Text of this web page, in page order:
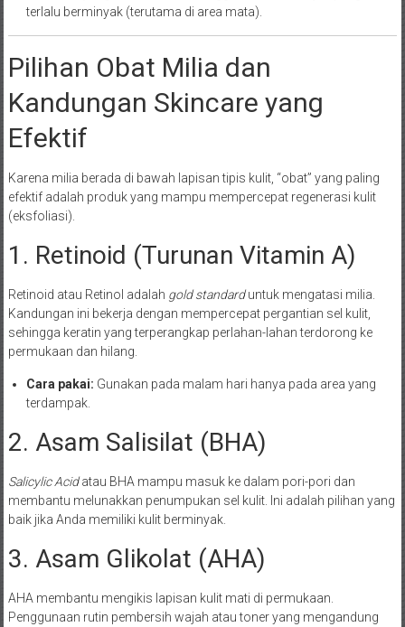
terlalu berminyak (terutama di area mata).
Pilihan Obat Milia dan
Kandungan Skincare yang
Efektif
Karena milia berada di bawah lapisan tipis kulit, “obat” yang paling
efektif adalah produk yang mampu mempercepat regenerasi kulit
(eksfoliasi).
1. Retinoid (Turunan Vitamin A)
Retinoid atau Retinol adalah gold standarduntuk mengatasi milia.
Kandungan ini bekerja dengan mempercepat pergantian sel kulit,
sehingga keratin yang terperangkap perlahan-lahan terdorong ke
permukaan dan hilang.
Cara pakai: Gunakan pada malam hari hanya pada area yang
terdampak.
2. Asam Salisilat (BHA)
Salicylic Acidatau BHA mampu masuk ke dalam pori-pori dan
membantu melunakkan penumpukan sel kulit. Ini adalah pilihan yang
baik jika Anda memiliki kulit berminyak.
3. Asam Glikolat (AHA)
AHA membantu mengikis lapisan kulit mati di permukaan.
Penggunaan rutin pembersih wajah atau toner yang mengandung